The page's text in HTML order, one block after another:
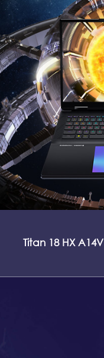
Titan 18 HX A14V